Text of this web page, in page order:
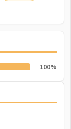
100%